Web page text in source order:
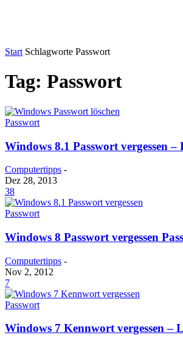
Start Schlagworte Passwort
Tag: Passwort
Passwort
Windows 8.1 Passwort vergessen –
Computertipps -
Dez 28, 2013
38
Passwort
Windows 8 Passwort vergessen
Computertipps -
Nov 2, 2012
7
Passwort
Windows 7 Kennwort vergessen –